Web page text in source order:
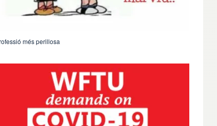
més perillosa